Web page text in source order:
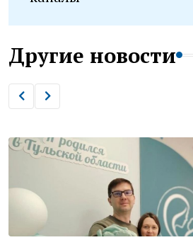
Другие новости